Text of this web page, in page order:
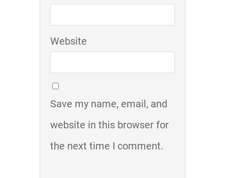
Website
Save my name, email, and
website in this browser for
the next time I comment.